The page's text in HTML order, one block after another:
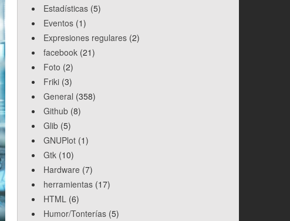
Estadísticas (5)
Eventos (1)
Expresiones regulares (2)
facebook (21)
Foto (2)
Friki (3)
General (358)
Github (8)
Glib (5)
GNUPlot (1)
Gtk (10)
Hardware (7)
herramientas (17)
HTML (6)
Humor/Tonterías (5)